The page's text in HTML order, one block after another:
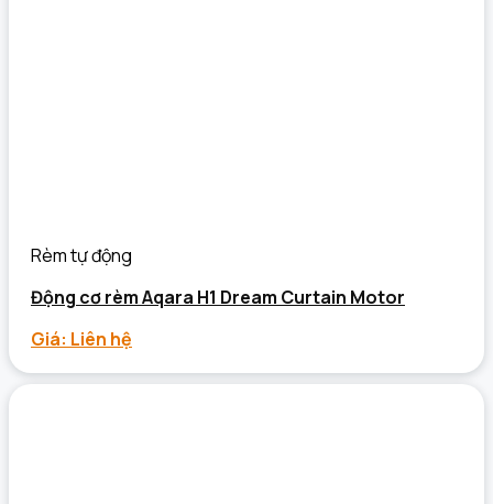
Rèm tự động
Động cơ rèm Aqara H1 Dream Curtain Motor
Giá: Liên hệ